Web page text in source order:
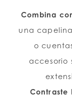
Combina
una
o
accesorio
Contraste